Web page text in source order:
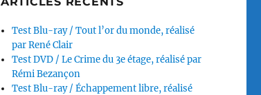
Test Blu-ray / Tout l’or du monde, réalisé
par René Clair
Test DVD / Le Crime du 3e étage, réalisé par
Rémi Bezançon
Test Blu-ray / Échappement libre, réalisé